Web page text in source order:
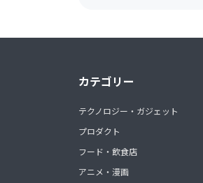
カテゴリー
テクノロジー・ガジェット
プロダクト
フード・飲食店
アニメ・漫画